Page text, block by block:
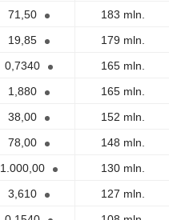
71,50
183 mln.
19,85
179 mln.
0,7340
165 mln.
1,880
165 mln.
38,00
152 mln.
78,00
148 mln.
1.000,00
130 mln.
3,610
127 mln.